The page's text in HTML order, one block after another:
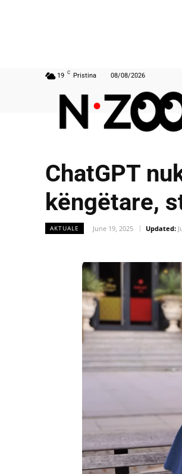
19 C Pristina 08/08/2026
ChatGPT
këngëtare,
AKTUALE June 19, 2025 Updated: